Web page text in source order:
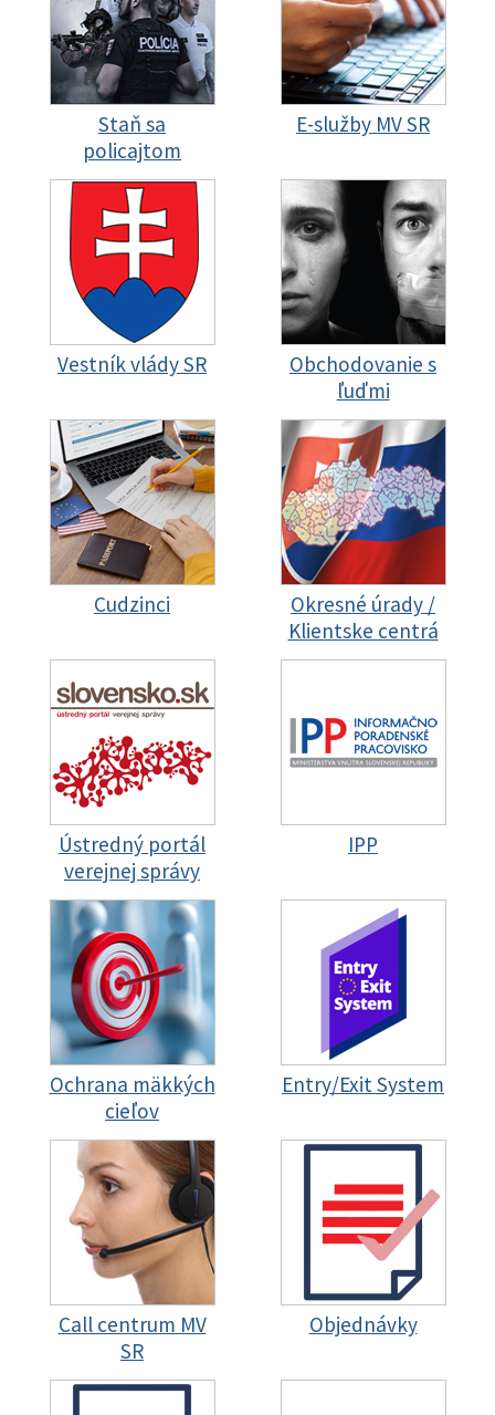
Staň sa
policajtom
E-služby MV SR
Vestník vlády SR
Obchodovanie s
ľuďmi
Cudzinci
Okresné úrady /
Klientske centrá
Ústredný portál
verejnej správy
IPP
Ochrana mäkkých
cieľov
Entry/Exit System
Call centrum MV
SR
Objednávky